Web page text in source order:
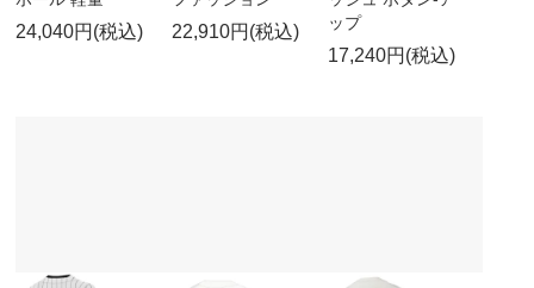
24,040円(税込) 22,910円(税込)
ップ
17,240円(税込)